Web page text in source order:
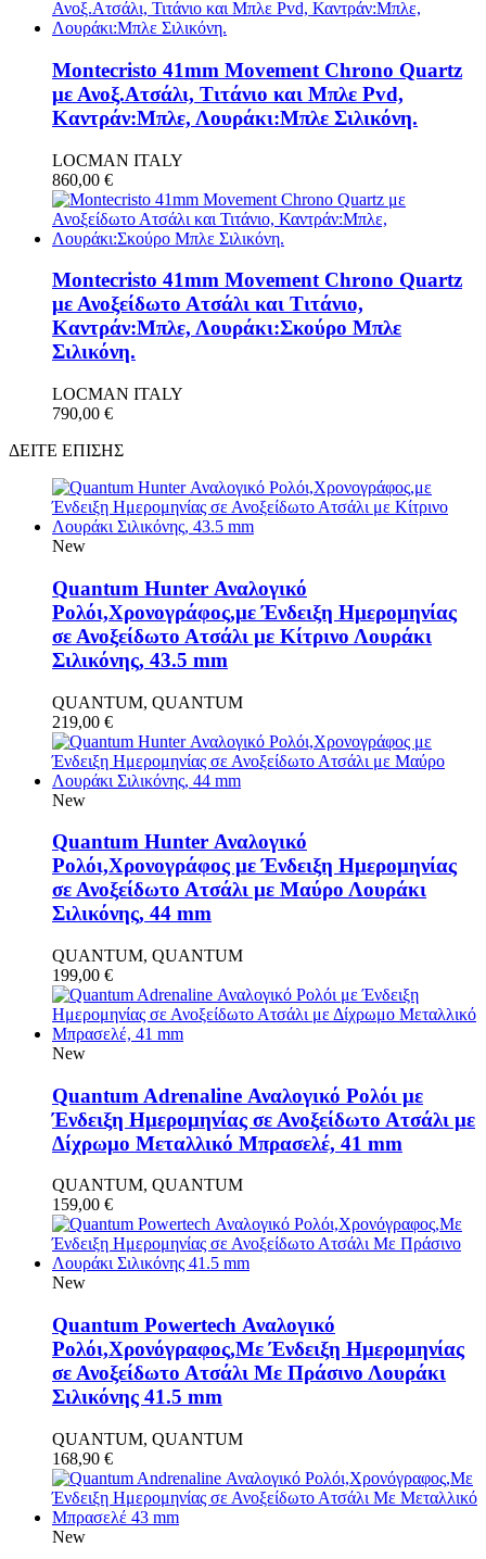
Montecristo 41mm Movement Chrono Quartz
με Ανοξ.Ατσάλι, Τιτάνιο και Μπλε Pvd,
Καντράν:Μπλε, Λουράκι:Μπλε Σιλικόνη.
LOCMAN ITALY
860,00 €
Montecristo 41mm Movement Chrono Quartz
με Ανοξείδωτο Ατσάλι και Τιτάνιο,
Καντράν:Μπλε, Λουράκι:Σκούρο Μπλε
Σιλικόνη.
LOCMAN ITALY
790,00 €
ΔΕΙΤΕ ΕΠΙΣΗΣ
New
Quantum Hunter Αναλογικό
Ρολόι,Χρονογράφος,με Ένδειξη Ημερομηνίας
σε Ανοξείδωτο Ατσάλι με Κίτρινο Λουράκι
Σιλικόνης, 43.5 mm
QUANTUM, QUANTUM
219,00 €
New
Quantum Hunter Αναλογικό
Ρολόι,Χρονογράφος με Ένδειξη Ημερομηνίας
σε Ανοξείδωτο Ατσάλι με Μαύρο Λουράκι
Σιλικόνης, 44 mm
QUANTUM, QUANTUM
199,00 €
New
Quantum Adrenaline Αναλογικό Ρολόι με
Ένδειξη Ημερομηνίας σε Ανοξείδωτο Ατσάλι με
Δίχρωμο Μεταλλικό Μπρασελέ, 41 mm
QUANTUM, QUANTUM
159,00 €
New
Quantum Powertech Αναλογικό
Ρολόι,Χρονόγραφος,Με Ένδειξη Ημερομηνίας
σε Ανοξείδωτο Ατσάλι Με Πράσινο Λουράκι
Σιλικόνης 41.5 mm
QUANTUM, QUANTUM
168,90 €
New